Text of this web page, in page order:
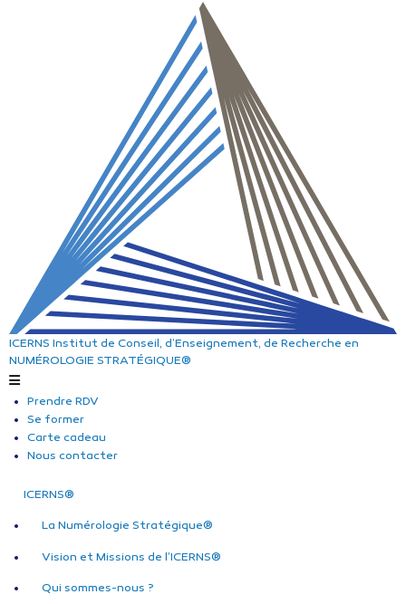
ICERNS Institut de Conseil, d’Enseignement, de Recherche en
NUMÉROLOGIE STRATÉGIQUE®
Prendre RDV
Se former
Carte cadeau
Nous contacter
ICERNS®
La Numérologie Stratégique®
Vision et Missions de l’ICERNS®
Qui sommes-nous ?